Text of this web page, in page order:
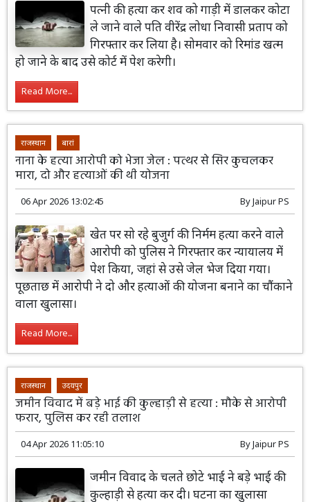
पत्नी की हत्या कर शव को गाड़ी में डालकर कोटा
ले जाने वाले पति वीरेंद्र लोधा निवासी प्रताप को
गिरफ्तार कर लिया है। सोमवार को रिमांड खत्म
हो जाने के बाद उसे कोर्ट में पेश करेगी।
Read More...
राजस्थान बारां
नाना के हत्या आरोपी को भेजा जेल : पत्थर से सिर कुचलकर
मारा, दो और हत्याओं की थी योजना
06 Apr 2026 13:02:45 ByJaipur PS
खेत पर सो रहे बुजुर्ग की निर्मम हत्या करने वाले
आरोपी को पुलिस ने गिरफ्तार कर न्यायालय में
पेश किया, जहां से उसे जेल भेज दिया गया।
पूछताछ में आरोपी ने दो और हत्याओं की योजना बनाने का चौंकाने
वाला खुलासा।
Read More...
राजस्थान उदयपुर
जमीन विवाद में बड़े भाई की कुल्हाड़ी से हत्या : मौके से आरोपी
फरार, पुलिस कर रही तलाश
04 Apr 2026 11:05:10 ByJaipur PS
जमीन विवाद के चलते छोटे भाई ने बड़े भाई की
कुल्हाड़ी से हत्या कर दी। घटना का खुलासा